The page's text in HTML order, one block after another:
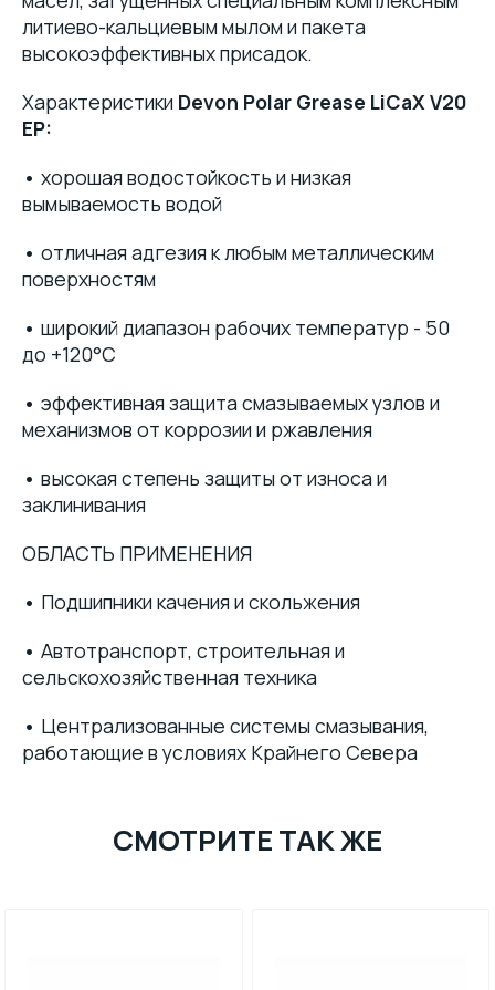
литиево-кальциевым мылом и пакета
высокоэффективных присадок.
Характеристики Devon Polar Grease LiCaX V20
EP:
• хорошая водостойкость и низкая
вымываемость водой
• отличная адгезия к любым металлическим
поверхностям
• широкий диапазон рабочих температур - 50
до +120°С
• эффективная защита смазываемых узлов и
механизмов от коррозии и ржавления
• высокая степень защиты от износа и
заклинивания
ОБЛАСТЬ ПРИМЕНЕНИЯ
• Подшипники качения и скольжения
• Автотранспорт, строительная и
сельскохозяйственная техника
• Централизованные системы смазывания,
работающие в условиях Крайнего Севера
СМОТРИТЕ ТАК ЖЕ